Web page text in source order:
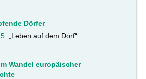
Dörfer
: „Leben auf dem Dorf“
Wandel europäischer